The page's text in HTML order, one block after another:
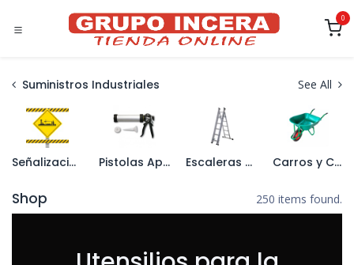
0
Suministros Industriales See All
Señalización Pistolas Aplicadoras Escaleras y Caballetes Carros y Carretillas
Shop 250 items found.